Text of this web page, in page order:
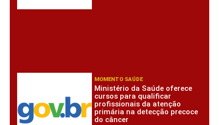
MOMENTO SAÚDE
Ministério da Saúde oferece
cursos para qualificar
profissionais da atenção
primária na detecção precoce
do câncer